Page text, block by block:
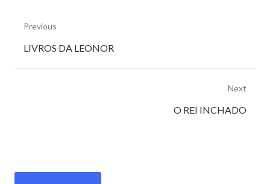
Previous
Previous
post:
LIVROS DA LEONOR
Next
O REI INCHADO